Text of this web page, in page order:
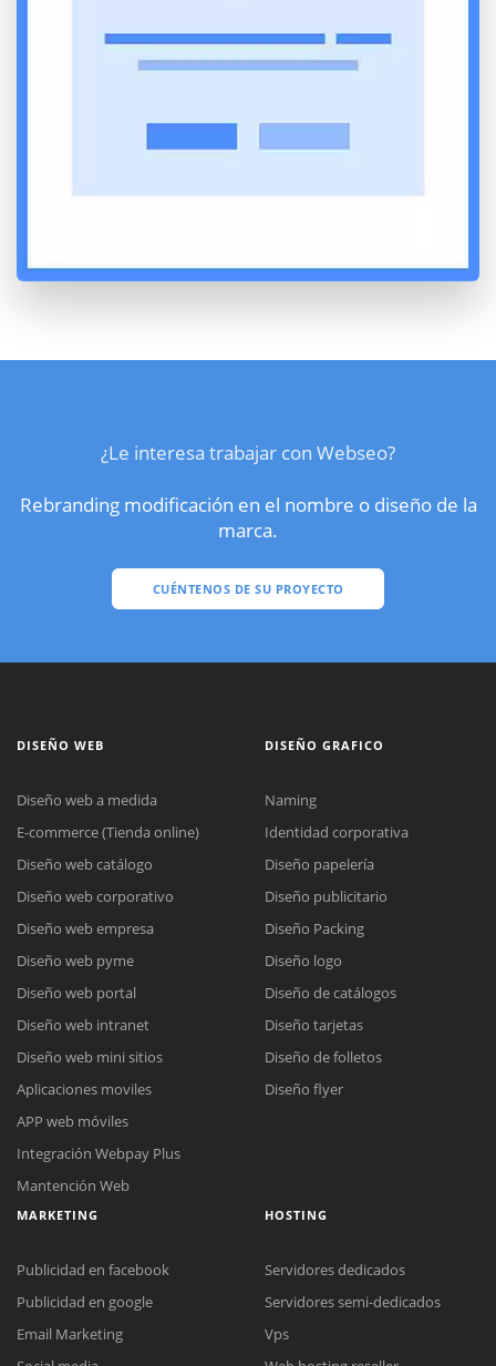
¿Le interesa trabajar con Webseo?
Rebranding modificación en el nombre o diseño de la
marca.
CUÉNTENOS DE SU PROYECTO
Reunión online
DISEÑO WEB
Diseño web a medida
E-commerce (Tienda online)
Diseño web catálogo
Diseño web corporativo
Diseño web empresa
Diseño web pyme
Diseño web portal
Diseño web intranet
Diseño web mini sitios
Aplicaciones moviles
APP web móviles
Integración Webpay Plus
Mantención Web
DISEÑO GRAFICO
Naming
Identidad corporativa
Diseño papelería
Diseño publicitario
Diseño Packing
Diseño logo
Diseño de catálogos
Diseño tarjetas
Diseño de folletos
Diseño flyer
MARKETING
Publicidad en facebook
Publicidad en google
Email Marketing
HOSTING
Servidores dedicados
Servidores semi-dedicados
Vps